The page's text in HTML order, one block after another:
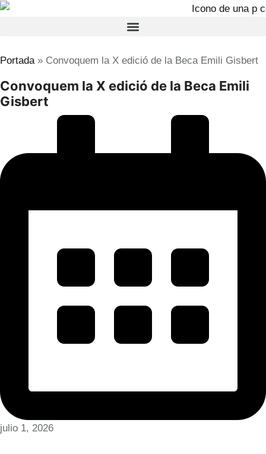
Portada» Convoquem la X edició de la Beca Emili Gisbert
Convoquem la X edició de la Beca Emili
Gisbert
julio 1, 2026